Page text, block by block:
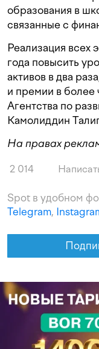
образования в
связанные с
Реализация всех
года повысить
активов в два
и премии в более
Агентства по
Камолиддин
На правах
2 014
Spot в удобном
Telegram,